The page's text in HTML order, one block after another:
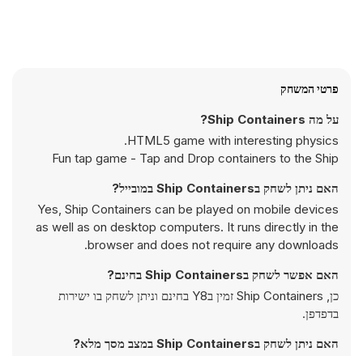
פרטי המשחק
על מה Ship Containers?
HTML5 game with interesting physics.
Fun tap game - Tap and Drop containers to the Ship
האם ניתן לשחק בShip Containers במובייל?
Yes, Ship Containers can be played on mobile devices
as well as on desktop computers. It runs directly in the
browser and does not require any downloads.
האם אפשר לשחק בShip Containers בחינם?
כן, Ship Containers זמין בY8 בחינם וניתן לשחק בו ישירות
בדפדפן.
האם ניתן לשחק בShip Containers במצב מסך מלא?